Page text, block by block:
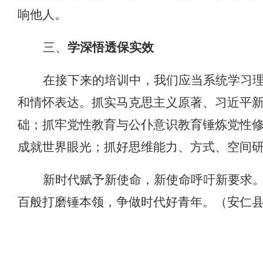
响他人。
三、 学深悟透保实效
在接下来的培训中，我们应当系统学习
和情怀表达。抓实马克思主义原著、习近平
础；抓牢党性教育与公仆意识教育锤炼党性
成就世界眼光；抓好思维能力、方式、空间
新时代赋予新使命，新使命呼吁新要求
百般打磨锤本领，争做时代好青年。
（安仁